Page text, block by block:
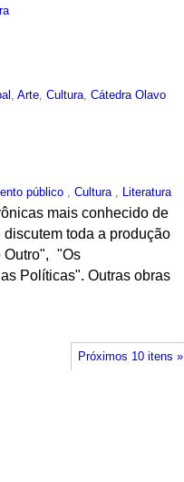
,Arte ,Cultura ,Cátedra Olavo
público ,Cultura , Literatura
mais conhecido de
toda a produção
Outro", "Os
Políticas". Outras obras
Próximos 10 itens »